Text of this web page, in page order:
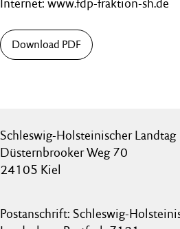
Internet: www.fdp-fraktion-sh.de
Download PDF
Schleswig-Holsteinischer Landtag
Düsternbrooker Weg 70
24105 Kiel
Postanschrift: Schleswig-